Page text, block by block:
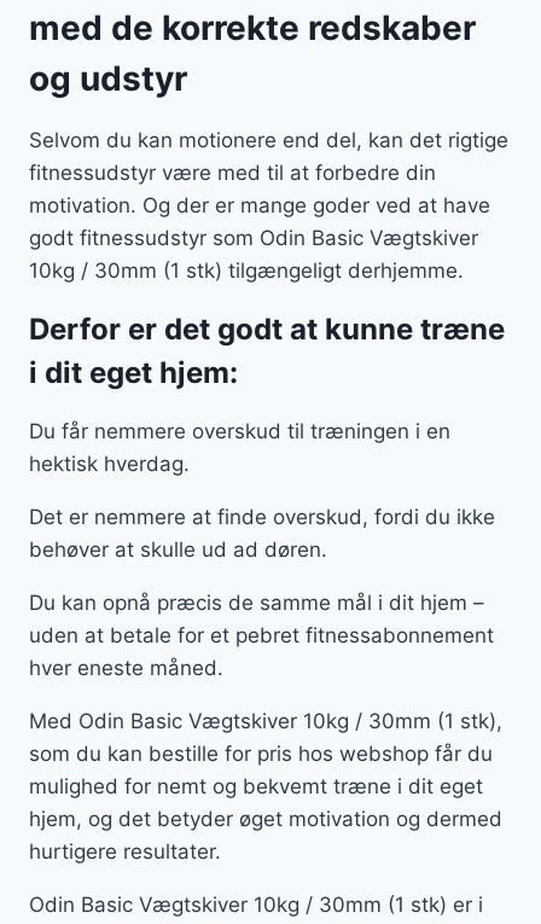
med de korrekte redskaber
og udstyr
Selvom du kan motionere end del, kan det rigtige
fitnessudstyr være med til at forbedre din
motivation. Og der er mange goder ved at have
godt fitnessudstyr som Odin Basic Vægtskiver
10kg / 30mm (1 stk) tilgængeligt derhjemme.
Derfor er det godt at kunne træne
i dit eget hjem:
Du får nemmere overskud til træningen i en
hektisk hverdag.
Det er nemmere at finde overskud, fordi du ikke
behøver at skulle ud ad døren.
Du kan opnå præcis de samme mål i dit hjem –
uden at betale for et pebret fitnessabonnement
hver eneste måned.
Med Odin Basic Vægtskiver 10kg / 30mm (1 stk),
som du kan bestille for pris hos webshop får du
mulighed for nemt og bekvemt træne i dit eget
hjem, og det betyder øget motivation og dermed
hurtigere resultater.
Odin Basic Vægtskiver 10kg / 30mm (1 stk) er i